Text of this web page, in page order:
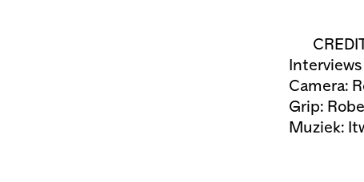
Camera:
Grip:
Muziek: